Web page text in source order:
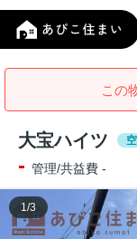
この
大宝ハイツ
- 管理/共益費 -
1 /3